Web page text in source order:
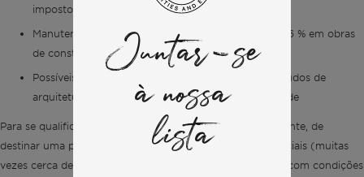
imposto municipal anual sobre imóveis)
Manutenção da elegibilidade para a taxa de IVA de 6 % em obras
de construção e reabilitação
Possíveis reembolsos parciais do IVA relativos a estudos de
arquitetura, estudos técnicos e estudos de viabilidade
Para se qualificarem, os empreendimentos têm, normalmente, de
destinar uma proporção substancial das unidades residenciais (muitas
vezes cerca de 70 %) a arrendamentos de longa duração com condições
Juntar-se
à nossa
lista